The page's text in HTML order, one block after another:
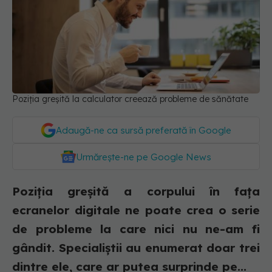
Poziția greșită la calculator creează probleme de sănătate
Adaugă-ne ca sursă preferată în Google
Urmărește-ne pe Google News
Poziția greșită a corpului în fața
ecranelor digitale ne poate crea o serie
de probleme la care nici nu ne-am fi
gândit. Specialiștii au enumerat doar trei
dintre ele, care ar putea surprinde pe...